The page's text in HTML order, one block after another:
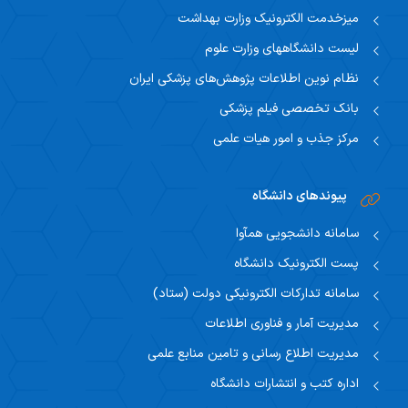
مرکز تحقیقاتی نوروفیزیولوژی
اساتید
فرم ها و فرایند های پژوهشی
اساتید مشاور
مسئول اساتید مشاور
استاد مشاور
تقویم آموزشی
برنامه هفتگی
راهنمای جامع اعتباربخشی
راهنمای جامع اعتباربخشی
میزخدمت الکترونیک وزارت بهداشت
لیست دانشگاههای وزارت علوم
نظام نوین اطلاعات پژوهش‌های پزشکی ایران
بانک تخصصی فیلم پزشکی
مرکز جذب و امور هیات علمی
پیوندهای دانشگاه
سامانه دانشجویی همآوا
پست الکترونیک دانشگاه
سامانه تدارکات الکترونیکی دولت (ستاد)
مدیریت آمار و فناوری اطلاعات
مدیریت اطلاع رسانی و تامین منابع علمی
اداره کتب و انتشارات دانشگاه